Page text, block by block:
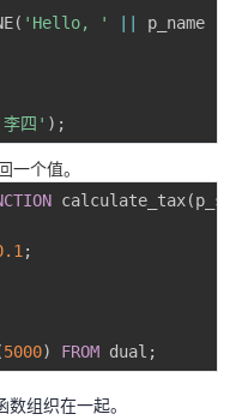
( 'Hello, ' p_name
四' ) ;
一个值。
calculate_tax(
;
5000) FROM dual ;
组织在一起。